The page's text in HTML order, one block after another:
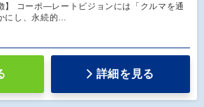
】 コーポ―レートビジョンには「クルマを通
にし、永続的…
詳細を見る